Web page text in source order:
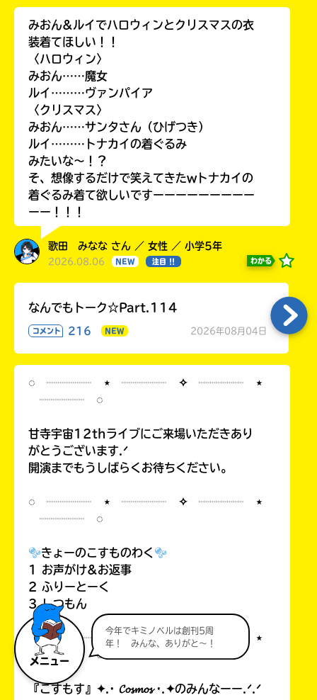
メニュー
今年でキミノベルは創刊5周
年！ みんな、ありがと～！
みおん&ルイでハロウィンとクリスマスの衣
装着てほしい！！
〈ハロウィン〉
みおん……魔女
ルイ………ヴァンパイア
〈クリスマス〉
みおん……サンタさん（ひげつき）
ルイ………トナカイの着ぐるみ
みたいな〜！？
そ、想像するだけで笑えてきたwトナカイの
着ぐるみ着て欲しいですーーーーーーーーー
ーー！！！
歌田 みなな さん ／ 女性 ／ 小学5年
2026.08.06 NEW 注目 !! わかる
なんでもトーク☆Part.114
コメント 216 NEW 2026年08月04日
◌ ┈┈┈┈ ⋆ ┈┈┈┈ ✧ ┈┈┈┈ ⋆
┈┈┈┈ ◌
甘寺宇宙12thライブにご来場いただきあり
がとうございます.ᐟ
開演までもうしばらくお待ちください。
◌ ┈┈┈┈ ⋆ ┈┈┈┈ ✧ ┈┈┈┈ ⋆
┈┈┈┈ ◌
きょーのこすものわく
1 お声がけ&お返事
2 ふりーとーく
3 しつもん
◌ ┈┈┈┈ ⋆ ┈┈┈┈ ✧ ┈┈┈┈ ⋆
┈┈┈┈ ◌
『こすもす』✦.· 𝓒𝓸𝓼𝓶𝓸𝓼 ·.✦のみんなーー.ᐟ.ᐟ